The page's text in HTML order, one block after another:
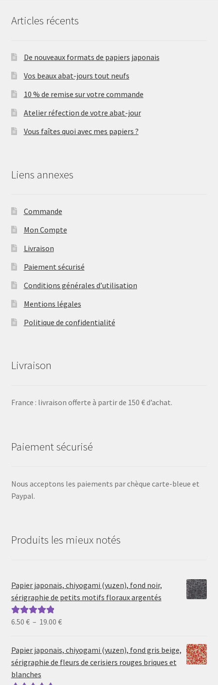
Articles récents
De nouveaux formats de papiers japonais
Vos beaux abat-jours tout neufs
10 % de remise sur votre commande
Atelier réfection de votre abat-jour
Vous faîtes quoi avec mes papiers ?
Liens annexes
Commande
Mon Compte
Livraison
Paiement sécurisé
Conditions générales d’utilisation
Mentions légales
Politique de confidentialité
Livraison
France : livraison offerte à partir de 150 € d’achat.
Paiement sécurisé
Nous acceptons les paiements par chèque carte-bleue et
Paypal.
Produits les mieux notés
Papier japonais, chiyogami (yuzen), fond noir,
sérigraphie de petits motifs floraux argentés
Note5.00sur
6.50 € – 19.00 €Plage
prix :
6.50 €
Papier japonais, chiyogami (yuzen), fond gris beige,
sérigraphie de fleurs de cerisiers rouges briques et
blanches